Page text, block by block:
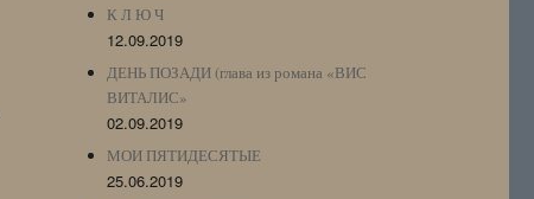
К Л Ю Ч
12.09.2019
ДЕНЬ ПОЗАДИ (глава из романа «ВИС
ВИТАЛИС»
02.09.2019
МОИ ПЯТИДЕСЯТЫЕ
25.06.2019